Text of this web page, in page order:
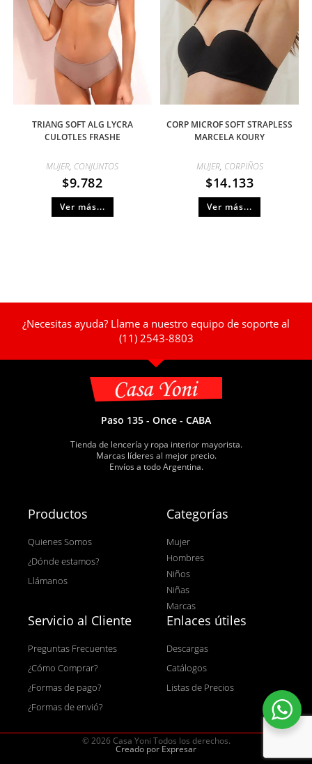
TRIANG SOFT ALG LYCRA
CULOTLES FRASHE
MUJER, CONJUNTOS
$9.782
Ver más...
CORP MICROF SOFT STRAPLESS
MARCELA KOURY
MUJER, CORPIÑOS
$14.133
Ver más...
¿Necesitas ayuda? Llame a nuestro equipo de soporte al
(11) 2543-8803
Paso 135 - Once - CABA
Tienda de lencería y ropa interior mayorista.
Marcas líderes al mejor precio.
Envíos a todo Argentina.
Productos
Quienes Somos
¿Dónde estamos?
Llámanos
Categorías
Mujer
Hombres
Niños
Niñas
Marcas
Servicio al Cliente
Preguntas Frecuentes
¿Cómo Comprar?
¿Formas de pago?
¿Formas de envió?
Enlaces útiles
Descargas
Catálogos
Listas de Precios
© 2026 Casa Yoni Todos los derechos.
Creado por Expresar